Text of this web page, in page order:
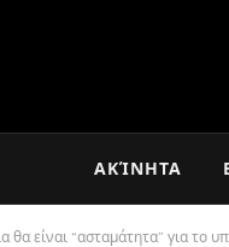
ΑΚΊΝΗΤΑ
θα είναι “ασταμάτητα” για το